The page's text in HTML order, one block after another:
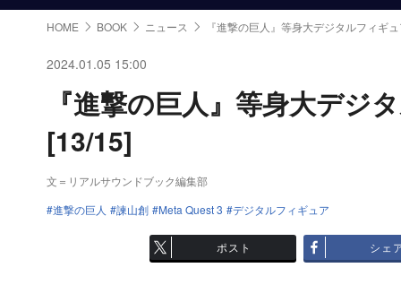
HOME BOOK ニュース 『進撃の巨人』等身大デジタルフィギ
2024.01.05 15:00
『進撃の巨人』等身大デ
[13/15]
文＝リアルサウンドブック編集部
進撃の巨人
諫山創 Meta Quest 3 デジタルフィギュア
ポスト シェ